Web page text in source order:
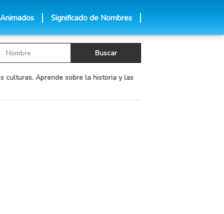
Significado de Nombres
culturas. Aprende sobre la historia y las